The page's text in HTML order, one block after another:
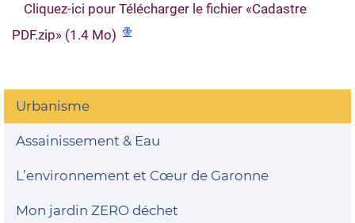
Cliquez-ici pour Télécharger le fichier «Cadastre
PDF.zip» (1.4 Mo)
Urbanisme
Assainissement & Eau
L’environnement et Cœur de Garonne
Mon jardin ZERO déchet